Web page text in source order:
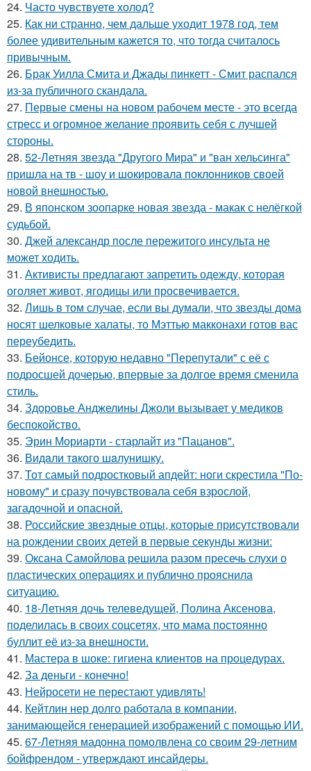
24. Часто чувствуете холод?
25. Как ни странно, чем дальше уходит 1978 год, тем
более удивительным кажется то, что тогда считалось
привычным.
26. Брак Уилла Смита и Джады пинкетт - Смит распался
из-за публичного скандала.
27. Первые смены на новом рабочем месте - это всегда
стресс и огромное желание проявить себя с лучшей
стороны.
28. 52-Летняя звезда "Другого Мира" и "ван хельсинга"
пришла на тв - шоу и шокировала поклонников своей
новой внешностью.
29. В японском зоопарке новая звезда - макак с нелёгкой
судьбой.
30. Джей александр после пережитого инсульта не
может ходить.
31. Активисты предлагают запретить одежду, которая
оголяет живот, ягодицы или просвечивается.
32. Лишь в том случае, если вы думали, что звезды дома
носят шелковые халаты, то Мэттью макконахи готов вас
переубедить.
33. Бейонсе, которую недавно "Перепутали" с её с
подросшей дочерью, впервые за долгое время сменила
стиль.
34. Здоровье Анджелины Джоли вызывает у медиков
беспокойство.
35. Эрин Мориарти - старлайт из "Пацанов".
36. Видaли тaкого шaлунишку.
37. Тот самый подростковый апдейт: ноги скрестила "По-
новому" и сразу почувствовала себя взрослой,
загадочной и опасной.
38. Российские звездные отцы, которые присутствовали
на рождении своих детей в первые секунды жизни:
39. Оксана Самойлова решила разом пресечь слухи о
пластических операциях и публично прояснила
ситуацию.
40. 18-Летняя дочь телеведущей, Полина Аксенова,
поделилась в своих соцсетях, что мама постоянно
буллит её из-за внешности.
41. Мастера в шоке: гигиена клиентов на процедурах.
42. За деньги - конечно!
43. Нейросети не перестают удивлять!
44. Кейтлин нер долго работала в компании,
занимающейся генерацией изображений с помощью ИИ.
45. 67-Летняя мадонна помолвлена со своим 29-летним
бойфрендом - утверждают инсайдеры.